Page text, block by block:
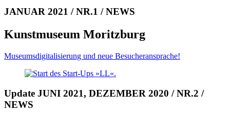
JANUAR 2021 / NR.1 / NEWS
Kunstmuseum Moritzburg
Museumsdigitalisierung und neue Besucheransprache!
Update JUNI 2021, DEZEMBER 2020 / NR.2 /
NEWS